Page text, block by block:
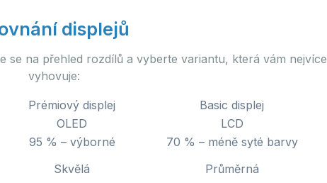
displejů
se na přehled rozdílů a vyberte variantu, která vám nejvíce
vyhovuje:
Prémiový displej
Basic displej
OLED
LCD
95 % – výborné
70 % – méně syté barvy
Skvělá
Průměrná